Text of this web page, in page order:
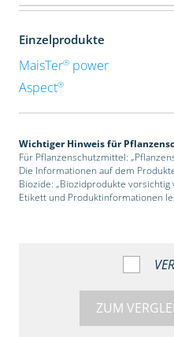
Einzelprodukte
MaisTer®power
Aspect®
Wichtiger Hinweis für
Für Pflanzenschutzmittel:
Die Informationen auf dem
Biozide: „Biozidprodukte
Etikett und Produktinformationen
ZUM